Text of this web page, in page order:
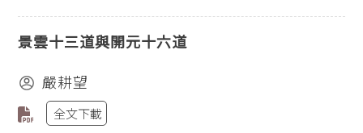
景雲十三道與開元十六道
嚴耕望
全文下載